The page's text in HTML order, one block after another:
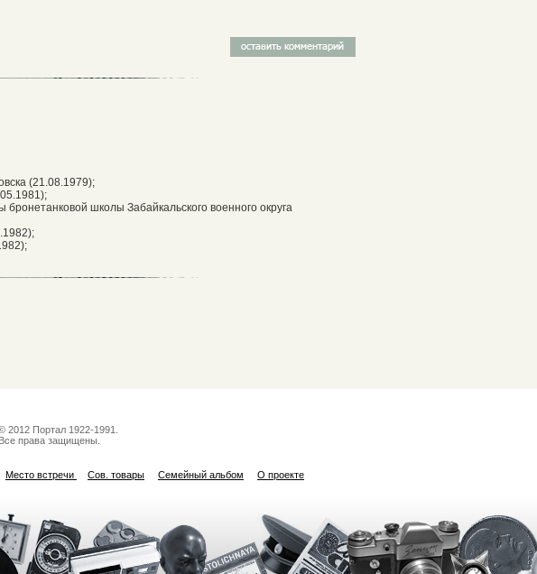
(21.08.1979);
бронетанковой школы Забайкальского военного округа
2012 Портал 1922-1991.
Все права защищены.
Место встречи Сов. товары Семейный альбом О проекте